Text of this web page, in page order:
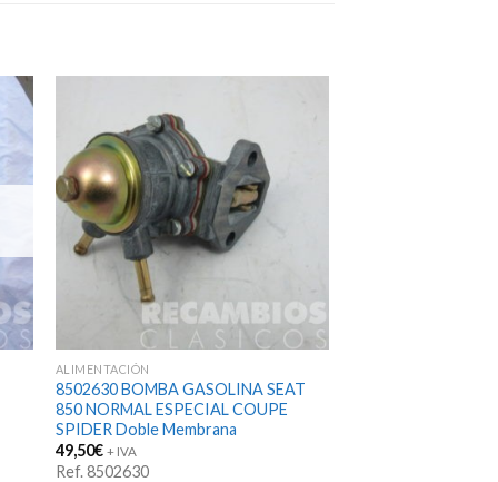
ALIMENTACIÓN
8502630 BOMBA GASOLINA SEAT
850 NORMAL ESPECIAL COUPE
SPIDER Doble Membrana
49,50€ + IVA
Ref. 8502630